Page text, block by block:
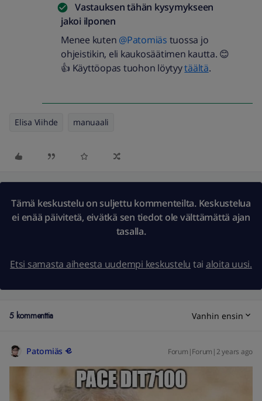
Vastauksen tähän kysymykseen
jakoi ilponen
Menee kuten @Patomiäs tuossa jo
ohjeistikin, eli kaukosäätimen kautta. 😊
👍 Käyttöopas tuohon löytyytäältä.
Elisa Viihde manuaali
Tämä keskustelu on suljettu kommenteilta. Keskustelua
ei enää päivitetä, eivätkä sen tiedot ole välttämättä ajan
tasalla.
Etsi samasta aiheesta uudempi keskustelu tai aloita uusi.
5 kommenttia Vanhin ensin
Patomiäs Forum|Forum|2 years ago